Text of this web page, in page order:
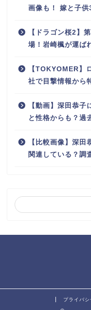
画像も！ 嫁と子
【ドラゴン桜2】
場！岩崎楓が運ば
【TOKYOMER】
社で目撃情報から
【動画】深田恭
と性格からも？過
【比較画像】深
関連している？調
プライバ